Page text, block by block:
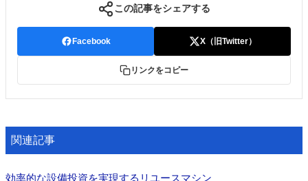
この記事をシェアする
Facebook X（旧Twitter）
リンクをコピー
関連記事
効率的な設備投資を実現するリユースマシン